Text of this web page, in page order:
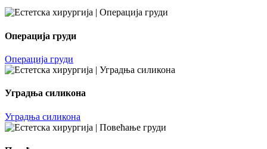
Операција груди
Операција груди
Уградња силикона
Уградња силикона